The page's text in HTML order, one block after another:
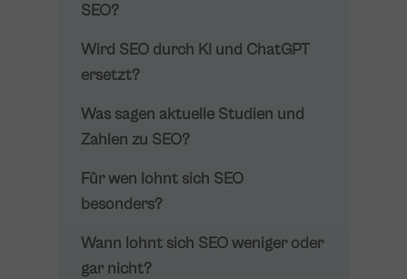
SEO?
Wird SEO durch KI und ChatGPT
ersetzt?
Was sagen aktuelle Studien und
Zahlen zu SEO?
Für wen lohnt sich SEO
besonders?
Wann lohnt sich SEO weniger oder
gar nicht?